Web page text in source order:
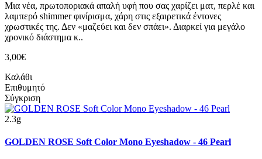
Μια νέα, πρωτοποριακά απαλή υφή που σας χαρίζει ματ, περλέ και
λαμπερό shimmer φινίρισμα, χάρη στις εξαιρετικά έντονες
χρωστικές της. Δεν «μαζεύει και δεν σπάει». Διαρκεί για μεγάλο
χρονικό διάστημα κ..
3,00€
Καλάθι
Επιθυμητό
Σύγκριση
2.3g
GOLDEN ROSE Soft Color Mono Eyeshadow - 46 Pearl